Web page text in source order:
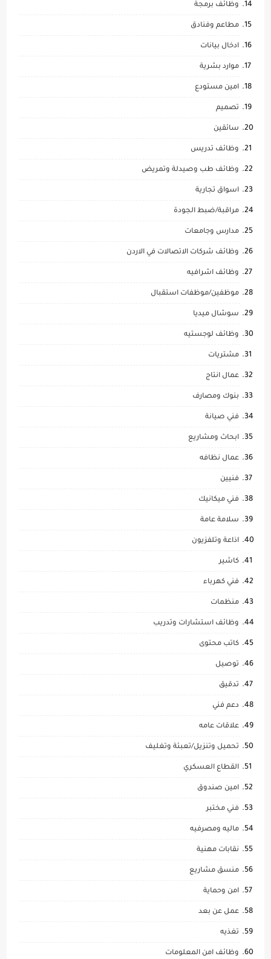
وظائف برمجة
مطاعم وفنادق
ادخال بيانات
موارد بشرية
امين مستودع
تصميم
سائقين
وظائف تدريس
وظائف طب وصيدلة وتمريض
اسواق تجارية
مراقبة/ضبط الجودة
مدارس وجامعات
وظائف شركات الاتصالات في الاردن
وظائف اشرافيه
موظفين/موظفات استقبال
سوشال ميديا
وظائف لوجستيه
مشتريات
عمال انتاج
بنوك ومصارف
فني صيانة
ابحاث ومشاريع
عمال نظافه
فنيين
فني ميكانيك
سلامة عامة
اذاعة وتلفزيون
كاشير
فني كهرباء
منظمات
وظائف استشارات وتدريب
كاتب محتوى
توصيل
تدقيق
دعم فني
علاقات عامه
تحميل وتنزيل/تعبئة وتغليف
القطاع العسكري
امين صندوق
فني مختبر
ماليه ومصرفيه
نقابات مهنية
منسق مشاريع
امن وحماية
عمل عن بعد
تغذيه
وظائف امن المعلومات